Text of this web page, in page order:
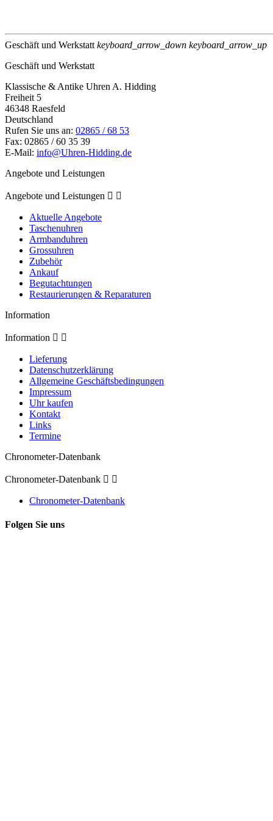
Geschäft und Werkstatt keyboard_arrow_down keyboard_arrow_up
Geschäft und Werkstatt
Klassische & Antike Uhren A. Hidding
Freiheit 5
46348 Raesfeld
Deutschland
Rufen Sie uns an: 02865 / 68 53
Fax: 02865 / 60 35 39
E-Mail: info@Uhren-Hidding.de
Angebote und Leistungen
Angebote und Leistungen  
Aktuelle Angebote
Taschenuhren
Armbanduhren
Grossuhren
Zubehör
Ankauf
Begutachtungen
Restaurierungen & Reparaturen
Information
Information  
Lieferung
Datenschutzerklärung
Allgemeine Geschäftsbedingungen
Impressum
Uhr kaufen
Kontakt
Links
Termine
Chronometer-Datenbank
Chronometer-Datenbank  
Chronometer-Datenbank
Folgen Sie uns